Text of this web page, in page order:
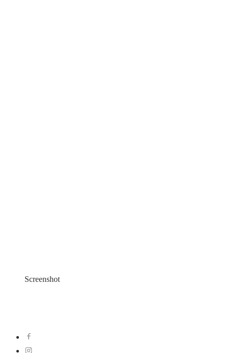
Screenshot